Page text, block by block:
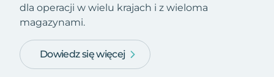
dla operacji w wielu krajach i z wieloma
magazynami.
Dowiedz się więcej